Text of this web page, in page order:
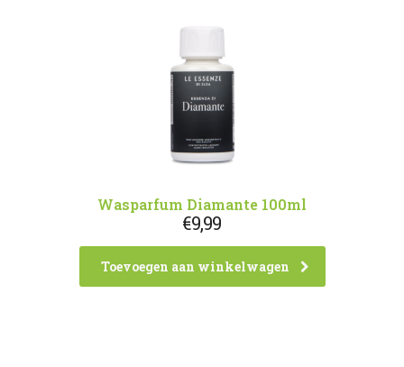
Wasparfum Diamante 100ml
€9,99
Toevoegen aan winkelwagen